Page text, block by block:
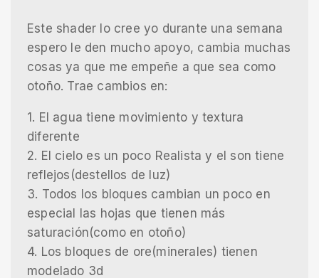
Este shader lo cree yo durante una semana
espero le den mucho apoyo, cambia muchas
cosas ya que me empeñe a que sea como
otoño. Trae cambios en:
1. El agua tiene movimiento y textura
diferente
2. El cielo es un poco Realista y el son tiene
reflejos(destellos de luz)
3. Todos los bloques cambian un poco en
especial las hojas que tienen más
saturación(como en otoño)
4. Los bloques de ore(minerales) tienen
modelado 3d